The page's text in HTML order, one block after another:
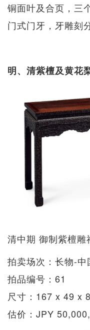
铜面叶及合页，三
门式门牙，牙雕刻
明、清紫檀及黄花
清中期 御制紫檀雕
拍卖场次：长物-中
拍品编号：61
尺寸：167 x 49 x
估价：JPY